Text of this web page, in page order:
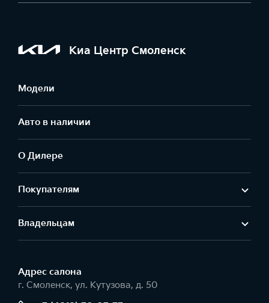
Киа Центр Смоленск
Модели
Авто в наличии
О Дилере
Покупателям
Владельцам
Адрес салонa
г. Смоленск, ул. Кутузова, д. 50